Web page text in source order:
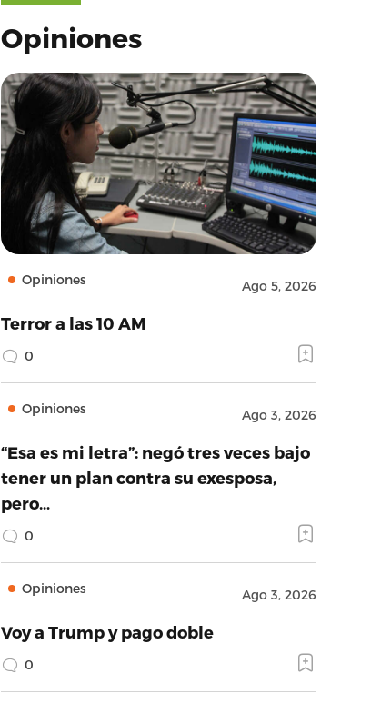
Opiniones
Opiniones Ago 5, 2026
Terror a las 10 AM
0
Opiniones Ago 3, 2026
“Esa es mi letra”: negó tres veces bajo
tener un plan contra su exesposa,
pero…
0
Opiniones Ago 3, 2026
Voy a Trump y pago doble
0